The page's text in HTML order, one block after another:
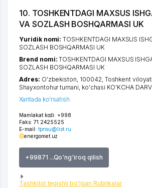
10. TOSHKENTDAGI MAXSUS
VA SOZLASH BOSHQARMASI UK
Mamlakat kodi: +998
Faks: 71 2425525
E-mail: tpnsu@list.ru
energomet.uz
+99871 ...Qo'ng'iroq qilish
Tashkilot tegishli bo'lgan Rubrikalar
Yuridik nomi:TOSHKENTDAGI MAXSUS
SOZLASH BOSHQARMASI UK
Brend nomi:TOSHKENTDAGI MAXSUS
SOZLASH BOSHQARMASI UK
Adres: O'zbekiston, 100042, Toshkent viloyati
Shayxontohur tumani ko'chasi KO'KCHA
Xaritada ko'rsatish